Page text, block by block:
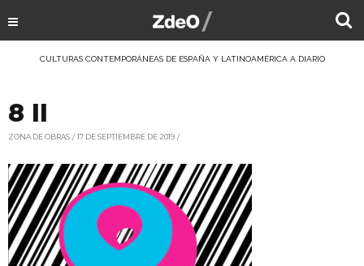
CULTURAS CONTEMPORÁNEAS DE ESPAÑA Y LATINOAMÉRICA A DIARIO
8 II
ZONA DE OBRAS 17 DE SEPTIEMBRE DE 2019